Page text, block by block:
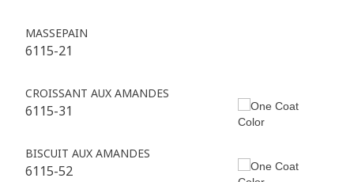
MASSEPAIN
6115-21
CROISSANT AUX AMANDES
6115-31
BISCUIT AUX AMANDES
6115-52